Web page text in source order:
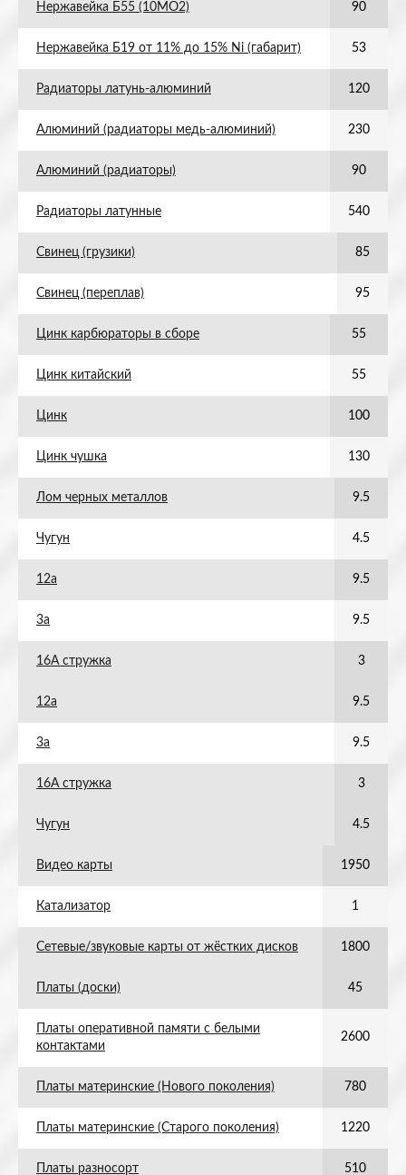
Нержавейка Б55 (10МО2) 90
Нержавейка Б19 от 11% до 15% Ni (габарит) 53
Радиаторы латунь-алюминий 120
Алюминий (радиаторы медь-алюминий) 230
Алюминий (радиаторы) 90
Радиаторы латунные 540
Свинец (грузики) 85
Свинец (переплав) 95
Цинк карбюраторы в сборе 55
Цинк китайский 55
Цинк 100
Цинк чушка 130
Лом черных металлов 9.5
Чугун 4.5
12а 9.5
3а 9.5
16А стружка 3
12а 9.5
3а 9.5
16А стружка 3
Чугун 4.5
Видео карты 1950
Катализатор 1
Сетевые/звуковые карты от жёстких дисков 1800
Платы (доски) 45
Платы оперативной памяти с белыми
контактами
2600
Платы материнские (Нового поколения) 780
Платы материнские (Старого поколения) 1220
Платы разносорт 510